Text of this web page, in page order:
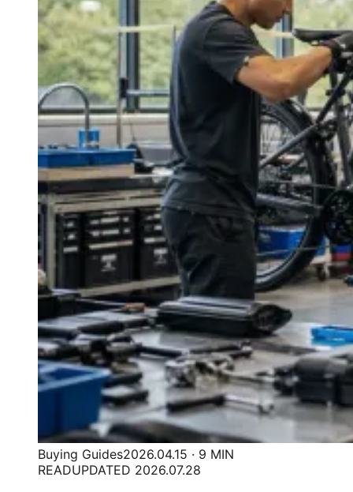
Buying Guides2026.04.15 · 9 MIN
READUPDATED 2026.07.28